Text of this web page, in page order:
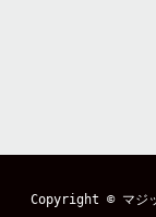
Copyright © マジ